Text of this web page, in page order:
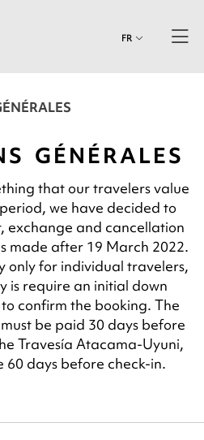
FR
GÉNÉRALES
that our travelers value
we have decided to
exchange and cancellation
made after 19 March 2022.
only for individual travelers,
is require an initial down
confirm the booking. The
be paid 30 days before
Travesía Atacama-Uyuni,
60 days before check-in.